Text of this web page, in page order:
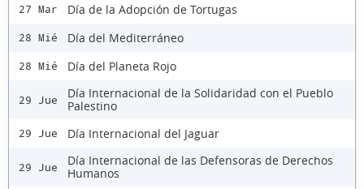
27 Mar Día de la Adopción de Tortugas
28 Mié Día del Mediterráneo
28 Mié Día del Planeta Rojo
29 Jue
Día Internacional de la Solidaridad con el Pueblo
Palestino
29 Jue Día Internacional del Jaguar
29 Jue
Día Internacional de las Defensoras de Derechos
Humanos